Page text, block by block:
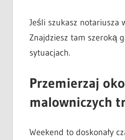
Jeśli szukasz notariusza
Znajdziesz tam szeroką
sytuacjach.
Przemierzaj
malowniczych
Weekend to doskonały